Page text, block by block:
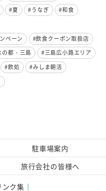
#夏 #うなぎ
#和食
ペーン
#飲食クーポン取扱店
の都・三島
#三島広小路エリア
#飲処
#みしま朝活
駐車場案内
旅行会社の皆様へ
ンク集